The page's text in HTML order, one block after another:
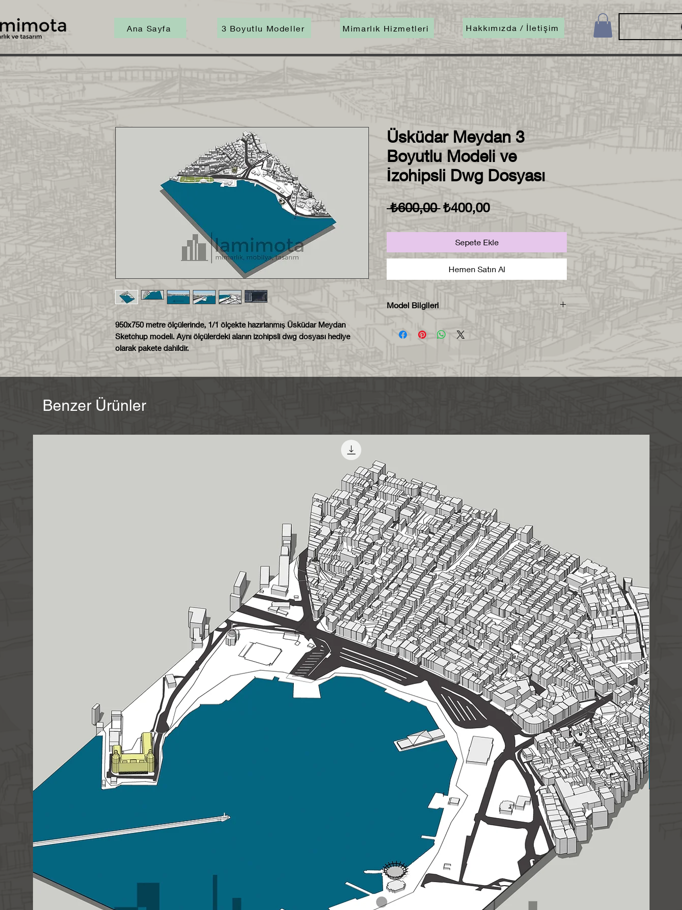
Ana Sayfa 3 Boyutlu Modeller Mimarlık Hizmetleri Hakkımızda / İletişim
950x750 metre ölçülerinde, 1/1 ölçekte hazırlanmış Üsküdar Meydan
Sketchup modeli. Aynı ölçülerdeki alanın izohipsli dwg dosyası hediye
olarak pakete dahildir.
Üsküdar Meydan 3
Boyutlu Modeli ve
İzohipsli Dwg Dosyası
₺600,00 Normal
₺400,00İndirimli
Fiyat
Sepete Ekle
Hemen Satın Al
Model Bilgileri
Model zip dosyası içerisinde skp2016.
formatında teslim edilecektir.
Model 950x750 metre boyutunda, 1/1
Her bileşen kendi layerında modellenmiştir. Bu
kolaylıkla seçebilir ve render alırken malzeme
ve yollara göre düzenlenmiştir.
Model ve dwg dosyasının sınırları, ürün
resimlerinde görüldüğü gibidir. Lütfen satın
almadan önce dikkatli inceleyiniz.
Model mail yoluyla teslim edildiği andan
itibaren iade veya değişim kabul
edilmemektedir.
Benzer Ürünler